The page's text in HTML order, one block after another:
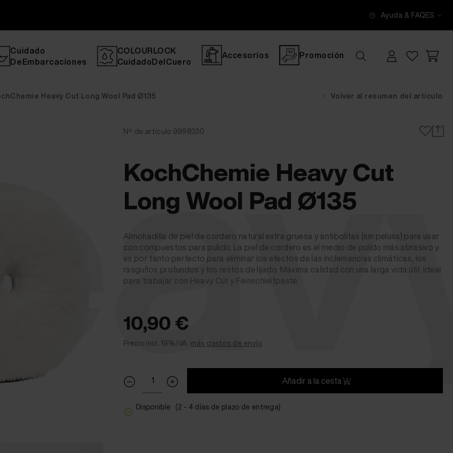
Ayuda & FAQES
Cuidado
DeEmbarcaciones
COLOURLOCK
CuidadoDelCuero
Accesorios Promoción
Heavy Cut Long Wool Pad Ø135 Volver al resumen del artículo
Nº de artículo 9998330
KochChemie Heavy Cut
Long Wool Pad Ø135
Almohadilla de piel de cordero natural extra gruesa y antibolitas (sin pelusa) para usar
con compuestos para pulido. La piel de cordero es el medio de pulido más abrasivo y
es por tanto perfecto para eliminar los efectos de las inclemencias climáticas, los
rasguños profundos y los restos de lijado. Máxima calidad con una larga vida útil. Ideal
para trabajar con Heavy Cut y Feinschleifpaste.
10,90 €
Precio incl. 19% IVA. más gastos de envío
Añadir a la cesta
Disponible (2 - 4 días de plazo de entrega)